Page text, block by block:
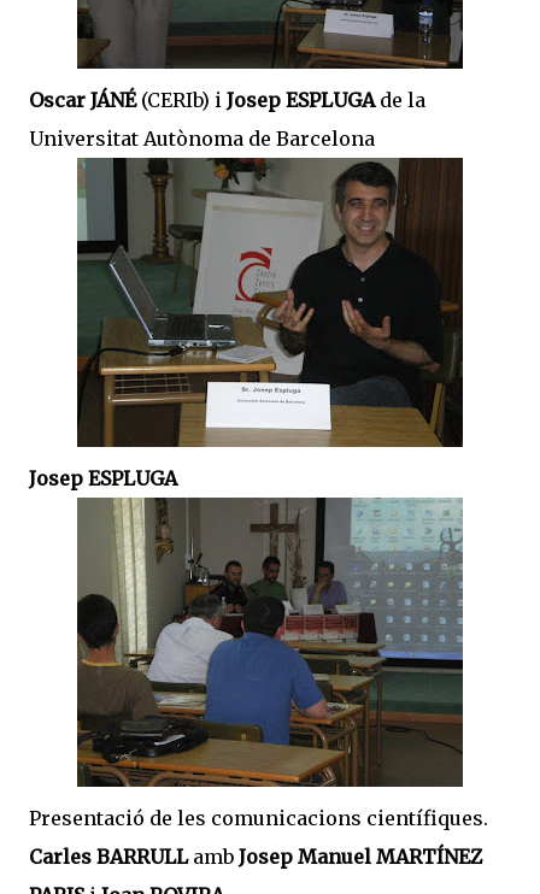
Oscar JÁNÉ(CERIb) i Josep ESPLUGAde la
Universitat Autònoma de Barcelona
Josep ESPLUGA
Presentació de les comunicacions científiques.
Carles BARRULLamb Josep Manuel MARTÍNEZ